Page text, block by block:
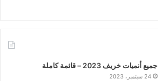
جميع أنميات خريف 2023 – قائمة كاملة
24 سبتمبر، 2023